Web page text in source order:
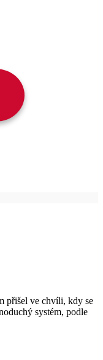
přišel ve chvíli, kdy se
systém, podle